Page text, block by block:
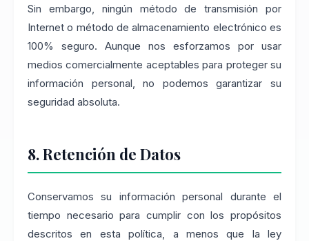
Sin embargo, ningún método de transmisión por
Internet o método de almacenamiento electrónico es
100% seguro. Aunque nos esforzamos por usar
medios comercialmente aceptables para proteger su
información personal, no podemos garantizar su
seguridad absoluta.
8. Retención de Datos
Conservamos su información personal durante el
tiempo necesario para cumplir con los propósitos
descritos en esta política, a menos que la ley